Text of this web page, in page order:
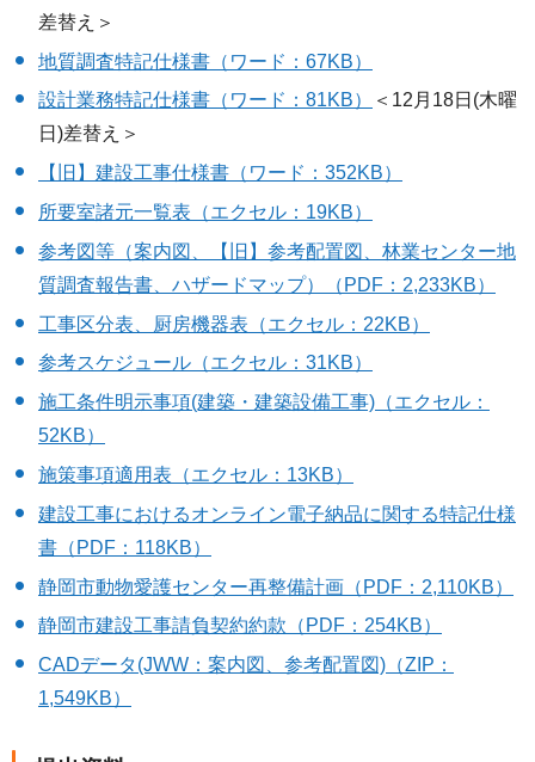
差替え＞
地質調査特記仕様書（ワード：67KB）
設計業務特記仕様書（ワード：81KB）
＜12月18日(木曜
日)差替え＞
【旧】建設工事仕様書（ワード：352KB）
所要室諸元一覧表（エクセル：19KB）
参考図等（案内図、【旧】参考配置図、林業センター地
質調査報告書、ハザードマップ）（PDF：2,233KB）
工事区分表、厨房機器表（エクセル：22KB）
参考スケジュール（エクセル：31KB）
施工条件明示事項(建築・建築設備工事)（エクセル：
52KB）
施策事項適用表（エクセル：13KB）
建設工事におけるオンライン電子納品に関する特記仕様
書（PDF：118KB）
静岡市動物愛護センター再整備計画（PDF：2,110KB）
静岡市建設工事請負契約約款（PDF：254KB）
CADデータ(JWW：案内図、参考配置図)（ZIP：
1,549KB）